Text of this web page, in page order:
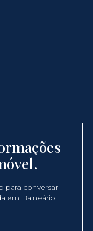
para conversar
em Balneário